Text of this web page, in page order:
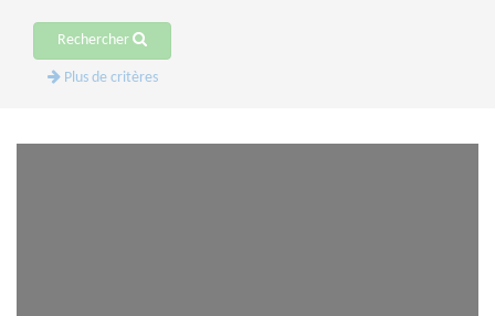
Rechercher
Plus de critères